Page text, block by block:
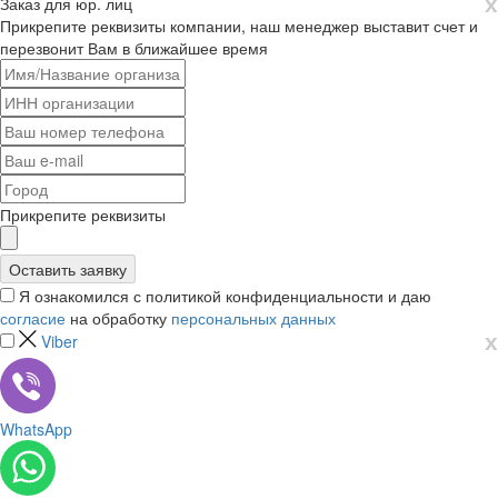
Прикрепите реквизиты компании, наш менеджер выставит счет и
перезвонит Вам в ближайшее время
Прикрепите реквизиты
Я ознакомился с политикой конфиденциальности и даю
согласие на обработку персональных данных
х
Viber
WhatsApp